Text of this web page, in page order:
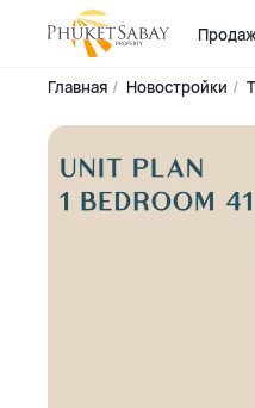
Главная Новостройки